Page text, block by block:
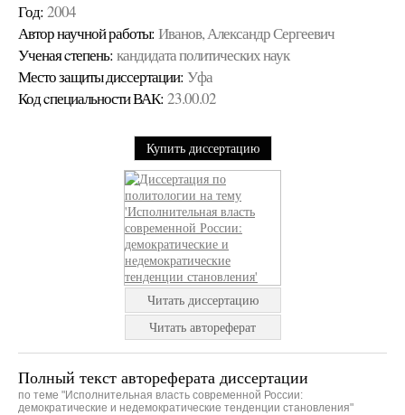
Год: 2004
Автор научной работы: Иванов, Александр Сергеевич
Ученая cтепень: кандидата политических наук
Место защиты диссертации: Уфа
Код cпециальности ВАК: 23.00.02
Купить диссертацию
Читать диссертацию
Читать автореферат
Полный текст автореферата диссертации
по теме "Исполнительная власть современной России:
демократические и недемократические тенденции становления"